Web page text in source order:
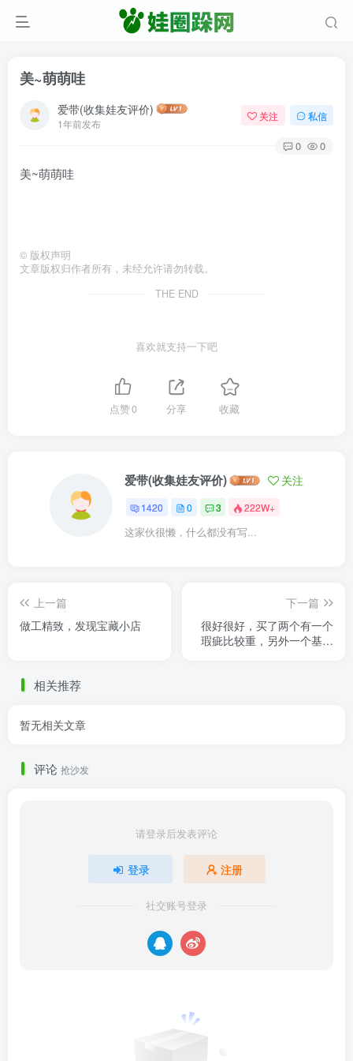
美~萌萌哇
爱带(收集娃友评价)
1年前发布
关注 私信
0 0
美~萌萌哇
© 版权声明
文章版权归作者所有，未经允许请勿转载。
THE END
喜欢就支持一下吧
点赞0 分享 收藏
爱带(收集娃友评价) 关注
1420 0 3 222W+
这家伙很懒，什么都没有写...
上一篇
做工精致，发现宝藏小店
下一篇
很好很好，买了两个有一个
瑕疵比较重，另外一个基本
相关推荐
暂无相关文章
评论 抢沙发
请登录后发表评论
登录 注册
社交账号登录